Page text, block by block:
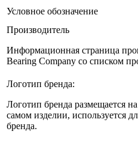
Условное обозначение
Производитель
Информационная страница
Bearing Company со списком
Логотип бренда:
Логотип бренда размещается
самом изделии, используется
бренда.